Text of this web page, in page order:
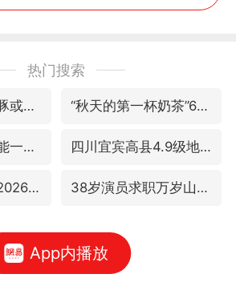
热门搜索
上海：台风白海豚或将带来龙卷风 “秋天的第一杯奶茶”6岁了
全球首个长时储能一体化产业园量产 四川宜宾高县4.9级地震致1死
胡彦斌获《歌手2026》歌王 38岁演员求职万岁山NPC成功
App内播放